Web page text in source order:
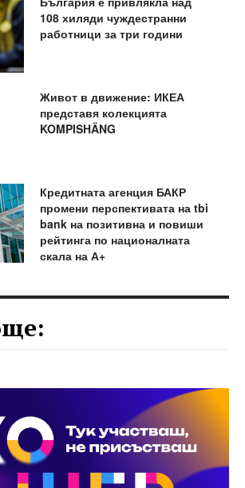
108 хиляди чуждестранни
работници за три години
Живот в движение: ИКЕА
представя колекцията
KOMPISHÄNG
Кредитната агенция БАКР
промени перспективата на tbi
bank на позитивна и повиши
рейтинга по националната
скала на А+